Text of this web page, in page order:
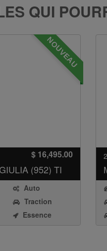
QUI
$ 16,495.00
GIULIA (952) TI
Auto
Traction
intégrale
Essence
NOUVEAU